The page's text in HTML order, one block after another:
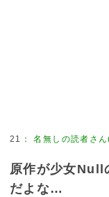
21 ：名無しの読者さ
原作が少女Null
だよな…